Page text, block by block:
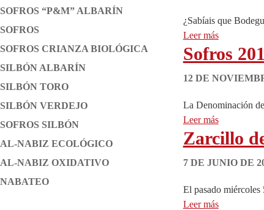
SOFROS “P&M” ALBARÍN
SOFROS
SOFROS CRIANZA BIOLÓGICA
SILBÓN ALBARÍN
SILBÓN TORO
SILBÓN VERDEJO
SOFROS SILBÓN
AL-NABIZ ECOLÓGICO
AL-NABIZ OXIDATIVO
NABATEO
¿Sabíais que
Leer más
Sofros
12 DE
La Denominación
Leer más
Zarcillo
7 DE JUNIO DE
El pasado
Leer más